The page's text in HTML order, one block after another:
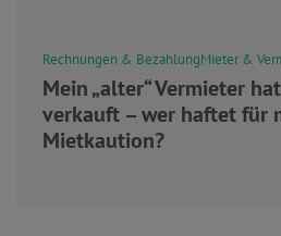
Rechnungen & BezahlungMieter &
Mein „alter“ Vermieter
verkauft – wer haftet für
Mietkaution?